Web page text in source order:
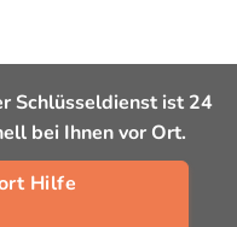
Schlüsseldienst ist 24
bei Ihnen vor Ort.
Hilfe